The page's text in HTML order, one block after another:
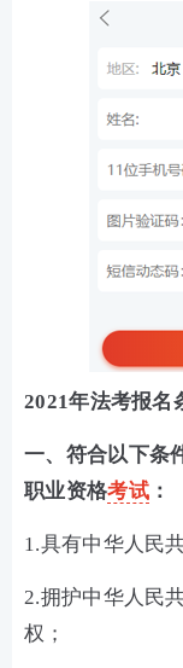
2021年法考报名
一、符合以下条
职业资格考试：
1.具有中华人民
2.拥护中华人民
权；